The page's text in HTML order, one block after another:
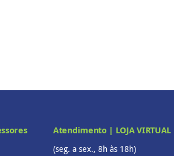
Atendimento | LOJA VIRTUAL
(seg. a sex., 8h às 18h)